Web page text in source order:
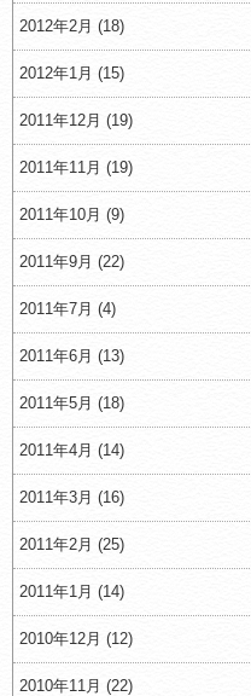
2012年2月 (18)
2012年1月 (15)
2011年12月 (19)
2011年11月 (19)
2011年10月 (9)
2011年9月 (22)
2011年7月 (4)
2011年6月 (13)
2011年5月 (18)
2011年4月 (14)
2011年3月 (16)
2011年2月 (25)
2011年1月 (14)
2010年12月 (12)
2010年11月 (22)